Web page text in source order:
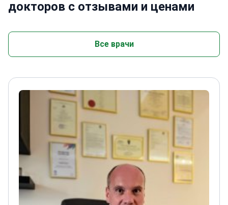
докторов с отзывами и ценами
Все врачи